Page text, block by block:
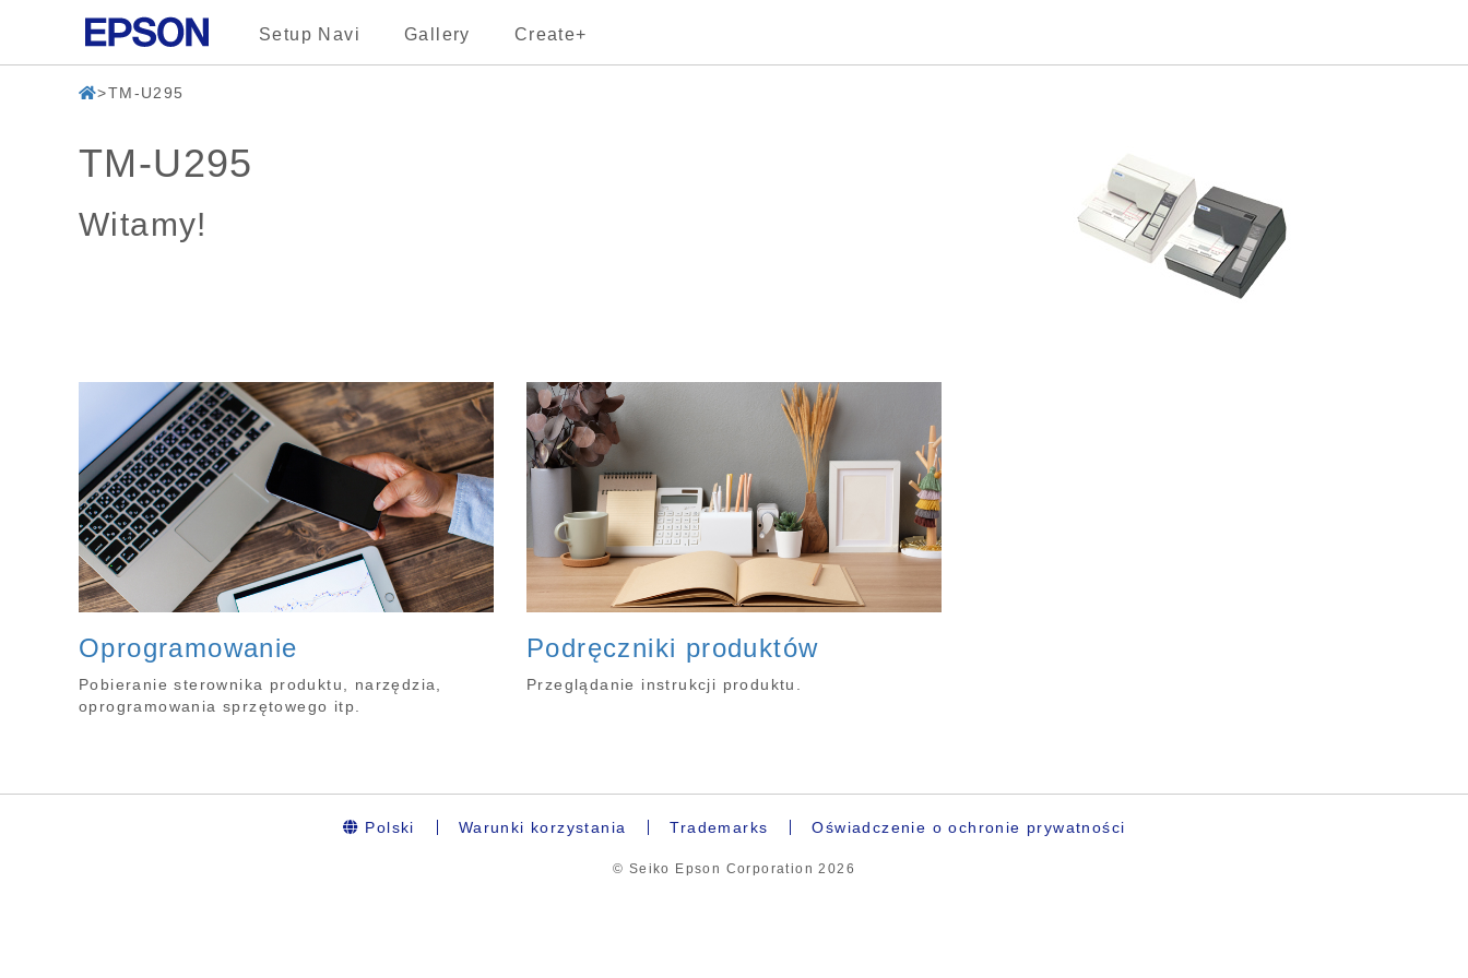
Setup Navi Gallery Create+
TM-U295
TM-U295
Witamy!
Oprogramowanie
Pobieranie sterownika produktu, narzędzia,
oprogramowania sprzętowego itp.
Podręczniki produktów
Przeglądanie instrukcji produktu.
Polski Warunki korzystania Trademarks Oświadczenie o ochronie prywatności
© Seiko Epson Corporation2026